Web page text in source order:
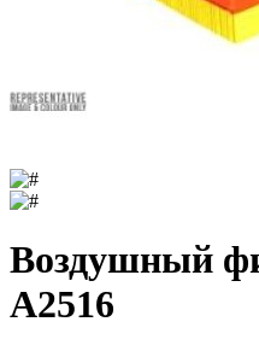
Воздушный
A2516